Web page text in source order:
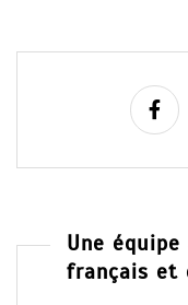
Une
français et